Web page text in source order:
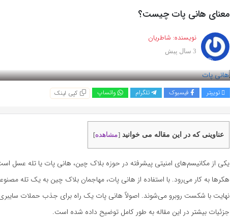
معنای هانی پات چیست؟
نویسنده: شاطریان
3 سال پیش
توییتر فیسبوک تلگرام واتساپ کپی لینک
عناوینی که در این مقاله می خوانید [مشاهده]
یکی از مکانیسم‌های امنیتی پیشرفته در حوزه بلاک چین، هانی پات یا تله
هکرها به کار می‌رود. با استفاده از هانی پات، مهاجمان بلاک چین به یک تله
نهایت با شکست روبرو می‌شوند. اصولاً هانی پات یک راه برای جذب حملات
جزئیات بیشتر در این مقاله به طور کامل توضیح داده شده است.